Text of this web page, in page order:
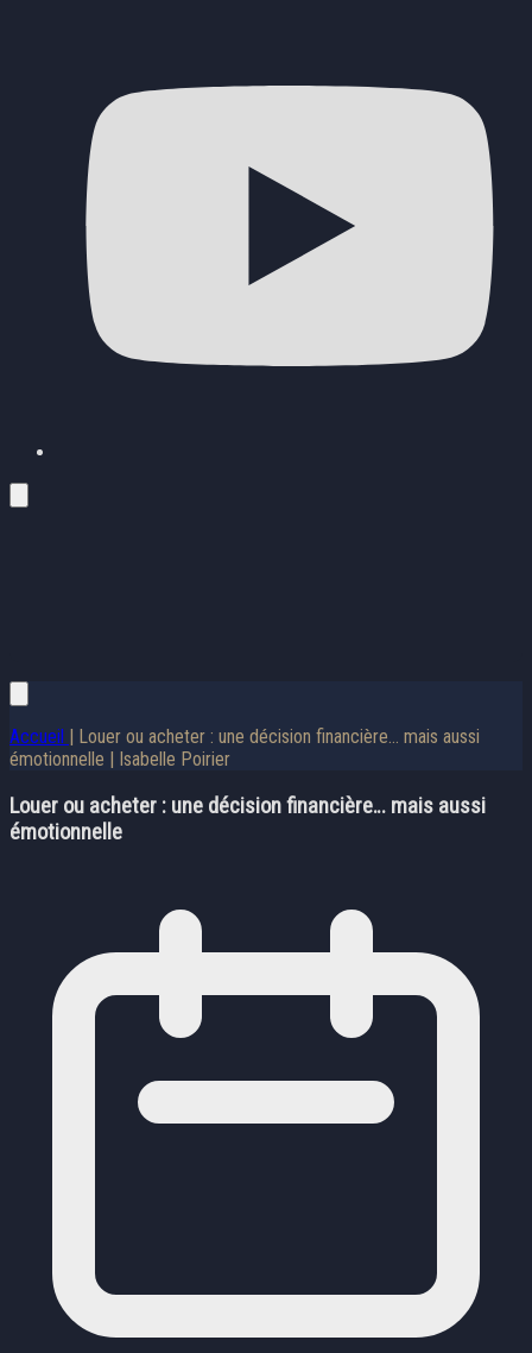
Accueil | Louer ou acheter : une décision financière… mais aussi
émotionnelle | Isabelle Poirier
Louer ou acheter : une décision financière… mais aussi
émotionnelle